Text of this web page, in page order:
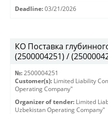
Deadline: 03/21/2026
КО Поставка
(2500004251) /
№: 2500004251
Customer(s): Limited Liability
Operating Company"
Organizer of tender: Limited
Uzbekistan Operating Company"